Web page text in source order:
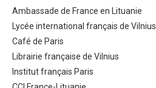
Ambassade de France en Lituanie
Lycée international français de Vilnius
Café de Paris
Librairie française de Vilnius
Institut français Paris